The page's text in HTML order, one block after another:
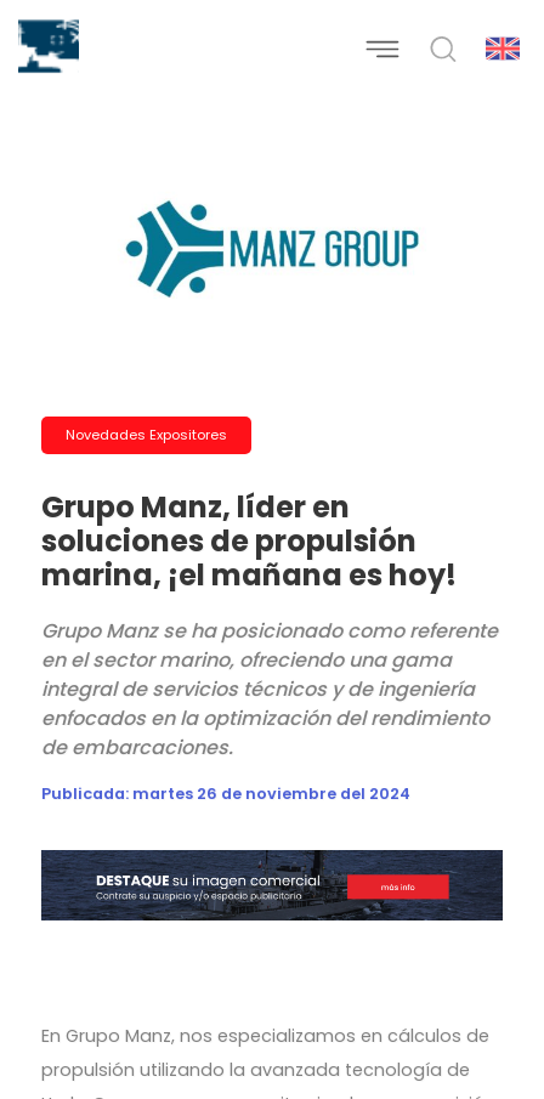
Novedades Expositores
Grupo Manz, líder en
soluciones de propulsión
marina, ¡el mañana es hoy!
Grupo Manz se ha posicionado como referente
en el sector marino, ofreciendo una gama
integral de servicios técnicos y de ingeniería
enfocados en la optimización del rendimiento
de embarcaciones.
Publicada: martes 26 de noviembre del 2024
En Grupo Manz, nos especializamos en cálculos de
propulsión utilizando la avanzada tecnología de